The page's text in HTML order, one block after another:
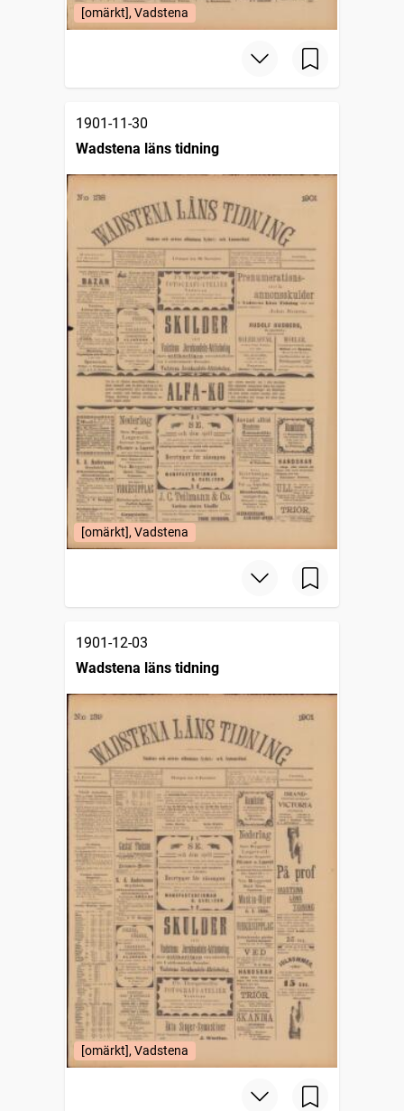
[omärkt], Vadstena
1901-11-30
Wadstena läns tidning
[omärkt], Vadstena
1901-12-03
Wadstena läns tidning
[omärkt], Vadstena